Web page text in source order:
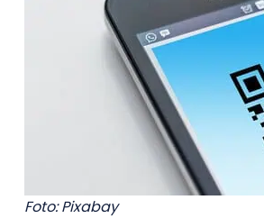
Foto: Pixabay